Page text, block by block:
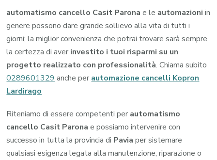
automatismo cancello Casit Parona e le automazioni in
genere possono dare grande sollievo alla vita di tutti i
giorni; la miglior convenienza che potrai trovare sarà sempre
la certezza di aver investito i tuoi risparmi su un
progetto realizzato con professionalità. Chiama subito
0289601329 anche per automazione cancelli Kopron
Lardirago
Riteniamo di essere competenti per automatismo
cancello Casit Parona e possiamo intervenire con
successo in tutta la provincia di Pavia per sistemare
qualsiasi esigenza legata alla manutenzione, riparazione o